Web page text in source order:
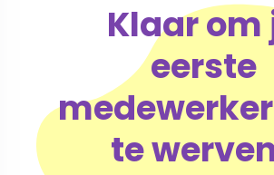
Klaar om
eerste
te